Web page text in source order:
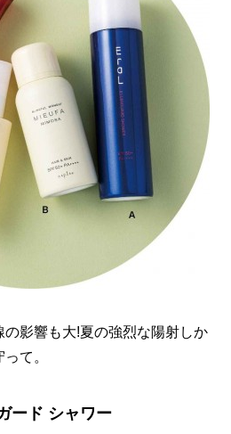
影響も大!夏の強烈な陽射しか
て。
ード シャワー